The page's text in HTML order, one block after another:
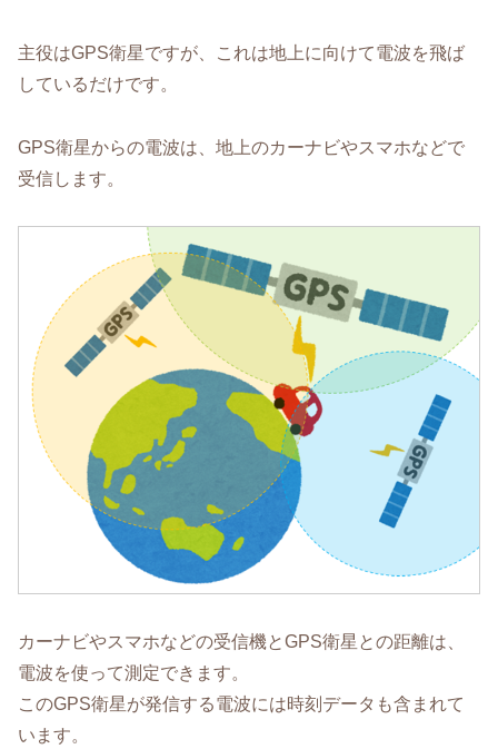
主役はGPS衛星ですが、これは地上に向けて電波を飛ば
しているだけです。
GPS衛星からの電波は、地上のカーナビやスマホなどで
受信します。
カーナビやスマホなどの受信機とGPS衛星との距離は、
電波を使って測定できます。
このGPS衛星が発信する電波には時刻データも含まれて
います。